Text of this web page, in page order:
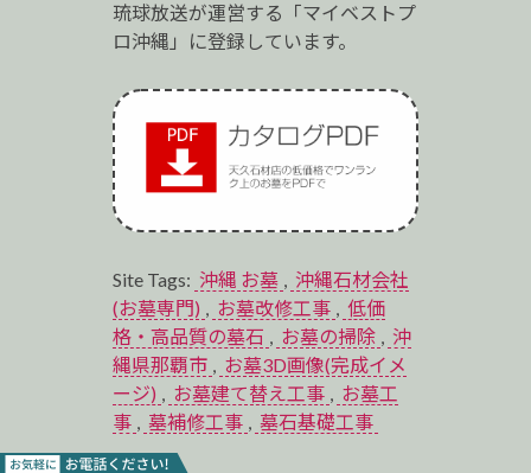
琉球放送が運営する「マイベストプ
ロ沖縄」に登録しています。
Site Tags: 沖縄 お墓 , 沖縄石材会社
(お墓専門) , お墓改修工事 , 低価
格・高品質の墓石 , お墓の掃除 , 沖
縄県那覇市 , お墓3D画像(完成イメ
ージ) , お墓建て替え工事 , お墓工
事 , 墓補修工事 , 墓石基礎工事